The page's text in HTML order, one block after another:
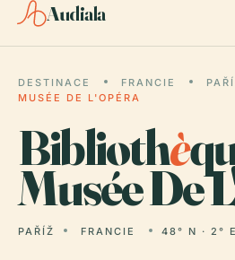
Audiala
DESTINACE FRANCIE
MUSÉE DE L'OPÉRA
Bibliothè
Musée De
PAŘÍŽ FRANCIE 48° N · 2° E